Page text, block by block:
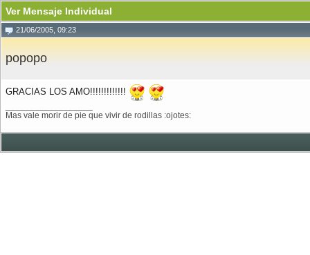
Ver Mensaje Individual
21/06/2005, 09:23
popopo
GRACIAS LOS AMO!!!!!!!!!!!!!
Mas vale morir de pie que vivir de rodillas :ojotes: